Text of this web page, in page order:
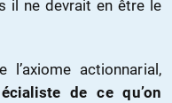
il ne devrait en être le
actionnarial,
de ce qu’on